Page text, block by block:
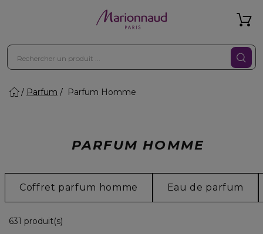
Parfum Parfum Homme
PARFUM HOMME
Coffret parfum homme Eau de parfum
631 produit(s)